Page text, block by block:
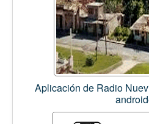
Aplicación de Radio